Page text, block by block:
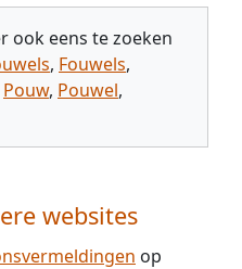
ook eens te zoeken
, Fouwels,
Pouw, Pouwel,
websites
op